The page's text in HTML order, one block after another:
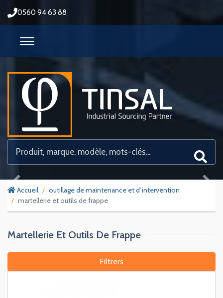
0560 94 63 88
Accueil
outillage de maintenance et d’intervention
martellerie et outils de frappe
Martellerie Et Outils De Frappe
Filtrers